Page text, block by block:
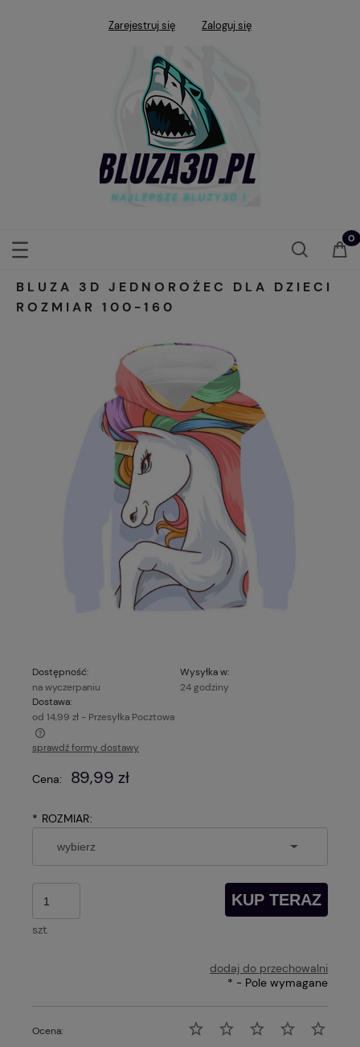
Zarejestruj się Zaloguj się
BLUZA 3D JEDNOROŻEC DLA DZIECI
ROZMIAR 100-160
Dostępność:
na wyczerpaniu
Wysyłka w:
24 godziny
Dostawa:
od 14,99 zł - Przesyłka Pocztowa
Cena nie zawiera ewentualnych kosztów płatności
sprawdź formy dostawy
Cena: 89,99 zł
* ROZMIAR:
szt.
KUP TERAZ
dodaj do przechowalni
* - Pole wymagane
Ocena: